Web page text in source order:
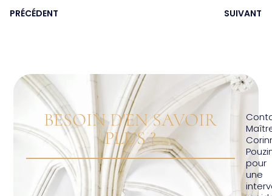
PRÉCÉDENT SUIVANT
BESOIN D'EN SAVOIR
PLUS ?
pour
une